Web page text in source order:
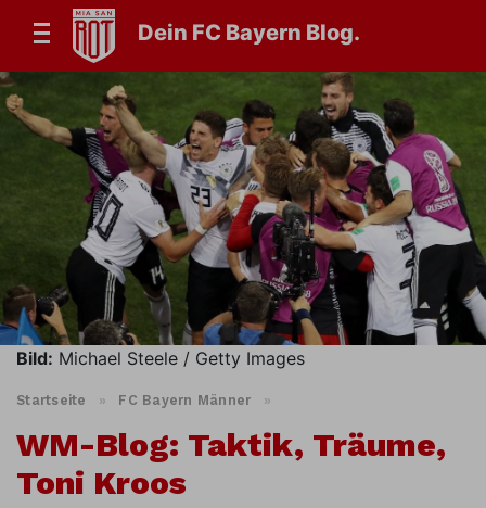
Dein FC Bayern Blog.
Bild: Michael Steele / Getty Images
Startseite » FC Bayern Männer »
WM-Blog: Taktik, Träume,
Toni Kroos